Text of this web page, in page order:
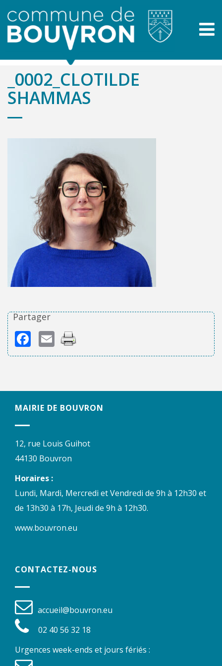
_0002_CLOTILDE
SHAMMAS
Partager
Facebook
Email
MAIRIE DE BOUVRON
12, rue Louis Guihot
44130 Bouvron
Horaires :
Lundi, Mardi, Mercredi et Vendredi de 9h à 12h30 et
de 13h30 à 17h, Jeudi de 9h à 12h30.
www.bouvron.eu
CONTACTEZ-NOUS
accueil@bouvron.eu
02 40 56 32 18
Urgences week-ends et jours fériés :